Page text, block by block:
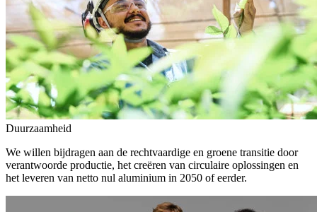
Duurzaamheid
We willen bijdragen aan de rechtvaardige en groene transitie door
verantwoorde productie, het creëren van circulaire oplossingen en
het leveren van netto nul aluminium in 2050 of eerder.